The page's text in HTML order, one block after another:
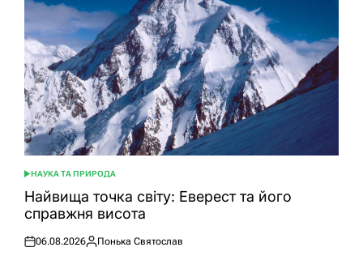
ОПУБЛІКУВАТИ
У
НАУКА ТА ПРИРОДА
Найвища точка світу: Еверест та його
справжня висота
Оприлюднено
06.08.2026
Опубліковано
Понька Святослав